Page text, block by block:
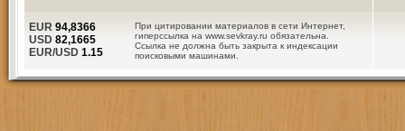
При цитировании материалов в сети Интернет,
гиперссылка на www.sevkray.ru обязательна.
Ссылка не должна быть закрыта к индексации
поисковыми машинами.
EUR 94,8366
USD 82,1665
EUR/USD 1.15